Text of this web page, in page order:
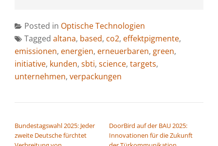
Posted in Optische Technologien
Tagged altana, based, co2, effektpigmente,
emissionen, energien, erneuerbaren, green,
initiative, kunden, sbti, science, targets,
unternehmen, verpackungen
Bundestagswahl 2025: Jeder
zweite Deutsche fürchtet
DoorBird auf der BAU 2025:
Innovationen für die Zukunft